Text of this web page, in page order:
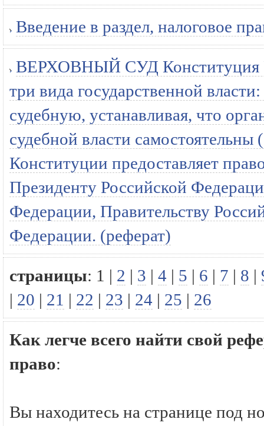
Введение в раздел, налоговое
ВЕРХОВНЫЙ СУД Конституция
три вида государственной
судебную, устанавливая, что
судебной власти
Конституции предоставляет
Президенту Российской
Федерации, Правительству
Федерации. (реферат)
страницы: 1 | 2 | 3 | 4 | 5 | 6 | 7 | 8 |
| 20 | 21 | 22 | 23 | 24 | 25 | 26
Как легче всего найти свой
право:
Вы находитесь на странице под